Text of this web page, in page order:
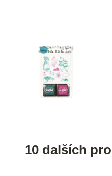
10 dalších